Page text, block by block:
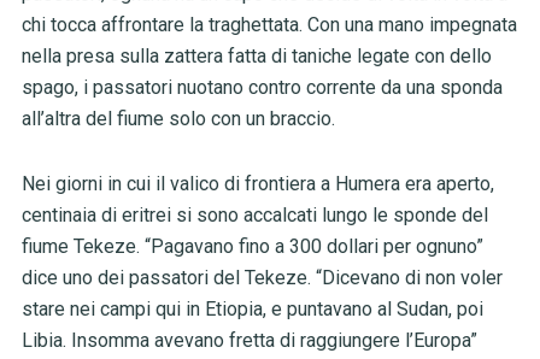
chi tocca affrontare la traghettata. Con una mano impegnata
nella presa sulla zattera fatta di taniche legate con dello
spago, i passatori nuotano contro corrente da una sponda
all’altra del fiume solo con un braccio.
Nei giorni in cui il valico di frontiera a Humera era aperto,
centinaia di eritrei si sono accalcati lungo le sponde del
fiume Tekeze. “Pagavano fino a 300 dollari per ognuno”
dice uno dei passatori del Tekeze. “Dicevano di non voler
stare nei campi qui in Etiopia, e puntavano al Sudan, poi
Libia. Insomma avevano fretta di raggiungere l’Europa”